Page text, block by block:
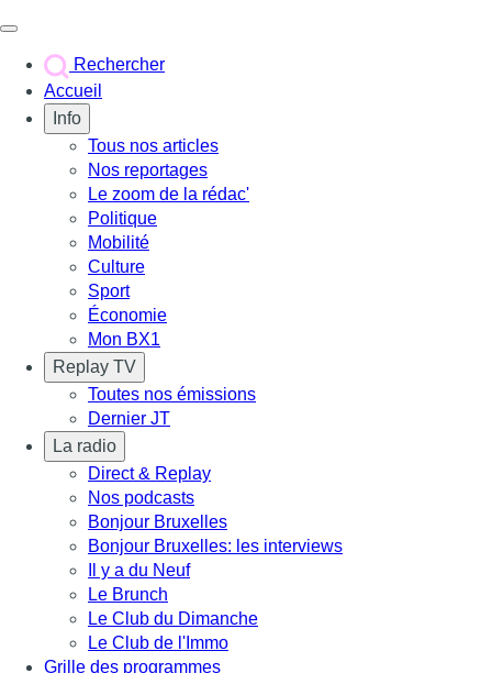
Rechercher
Accueil
Info
Tous nos articles
Nos reportages
Le zoom de la rédac'
Politique
Mobilité
Culture
Sport
Économie
Mon BX1
Replay TV
Toutes nos émissions
Dernier JT
La radio
Direct & Replay
Nos podcasts
Bonjour Bruxelles
Bonjour Bruxelles: les interviews
Il y a du Neuf
Le Brunch
Le Club du Dimanche
Le Club de l'Immo
Grille des programmes